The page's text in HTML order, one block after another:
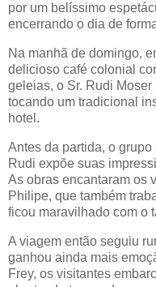
por um belíssimo
encerrando o dia de
Na manhã de domingo,
delicioso café colonial
geleias, o Sr. Rudi
tocando um tradicional
hotel.
Antes da partida, o
Rudi expõe suas
As obras encantaram os
Philipe, que também
ficou maravilhado com o
A viagem então seguiu
ganhou ainda mais
Frey, os visitantes